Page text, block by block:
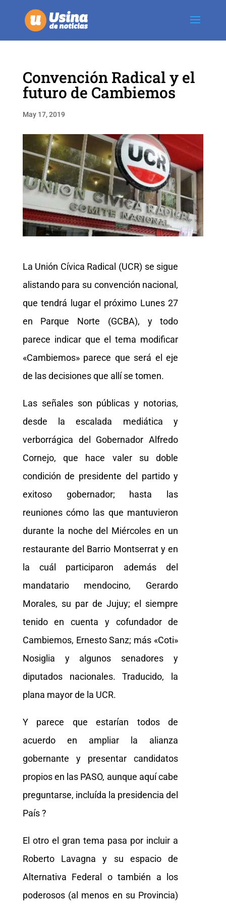
Convención Radical y el
futuro de Cambiemos
May 17, 2019
La Unión Cívica Radical (UCR) se sigue
alistando para su convención nacional,
que tendrá lugar el próximo Lunes 27
en Parque Norte (GCBA), y todo
parece indicar que el tema modificar
«Cambiemos» parece que será el eje
de las decisiones que allí se tomen.
Las señales son públicas y notorias,
desde la escalada mediática y
verborrágica del Gobernador Alfredo
Cornejo, que hace valer su doble
condición de presidente del partido y
exitoso gobernador; hasta las
reuniones cómo las que mantuvieron
durante la noche del Miércoles en un
restaurante del Barrio Montserrat y en
la cuál participaron además del
mandatario mendocino, Gerardo
Morales, su par de Jujuy; el siempre
tenido en cuenta y cofundador de
Cambiemos, Ernesto Sanz; más «Coti»
Nosiglia y algunos senadores y
diputados nacionales. Traducido, la
plana mayor de la UCR.
Y parece que estarían todos de
acuerdo en ampliar la alianza
gobernante y presentar candidatos
propios en las PASO, aunque aquí cabe
preguntarse, incluída la presidencia del
País ?
El otro el gran tema pasa por incluir a
Roberto Lavagna y su espacio de
Alternativa Federal o también a los
poderosos (al menos en su Provincia)